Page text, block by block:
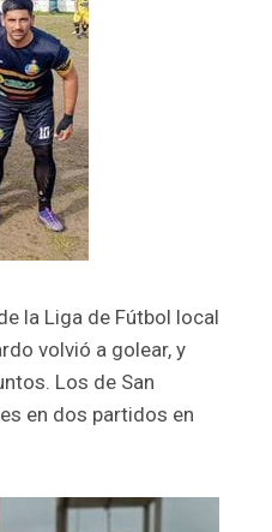
la Liga de Fútbol local
volvió a golear, y
Los de San
en dos partidos en